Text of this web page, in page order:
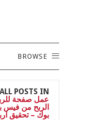
BROWSE
ALL POSTS IN
عمل صفحة
الربح من
بوك – تحقيق